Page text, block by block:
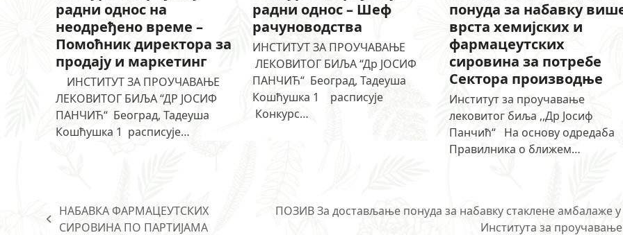
радни однос на
неодређено време –
Помоћник директора за
продају и маркетинг
ИНСТИТУТ ЗА ПРОУЧАВАЊЕ
ЛЕКОВИТОГ БИЉА “ДР ЈОСИФ
ПАНЧИЋ“ Београд, Тадеуша
Кошћушка 1 расписује…
радни однос – Шеф
рачуноводства
ИНСТИТУТ ЗА ПРОУЧАВАЊЕ
ЛЕКОВИТОГ БИЉА “Др ЈОСИФ
ПАНЧИЋ“ Београд, Тадеуша
Кошћушка 1 расписује
Конкурс…
понуда за набавку
врста хемијских и
фармацеутских
сировина за потребе
Сектора производње
Институт за проучавање
лековитог биља ,,Др Јосиф
Панчић“ На основу одредаба
Правилника о ближем…
previous
НАБАВКА ФАРМАЦЕУТСКИХ
СИРОВИНА ПО ПАРТИЈАМА
ПОЗИВ За достављање понуда за набавку стаклене амбалаже
Института за